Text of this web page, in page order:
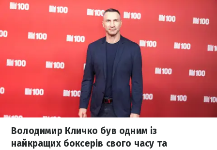
Володимир Кличко був одним із
найкращих боксерів свого часу та